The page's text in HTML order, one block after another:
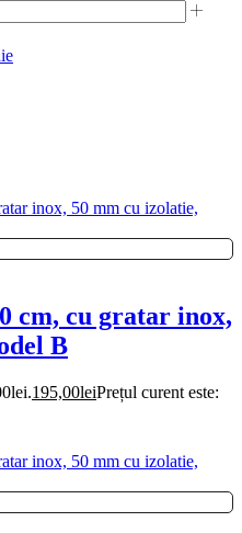
cm, cu gratar inox,
B
195,00leiPrețul curent este: